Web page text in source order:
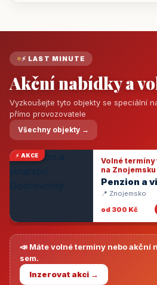
⚡ LAST MINUTE
Akční nabídky a
Vyzkoušejte tyto objekty se speciální
přímo provozovatele
Všechny objekty →
⚡ AKCE
Volné termíny
na Znojemsku
degustace vín
Penzion a
Dobrovolný
📍 Znojemsko
od 300 Kč
📣 Máte volné termíny nebo akční
sem.
Inzerovat akci →